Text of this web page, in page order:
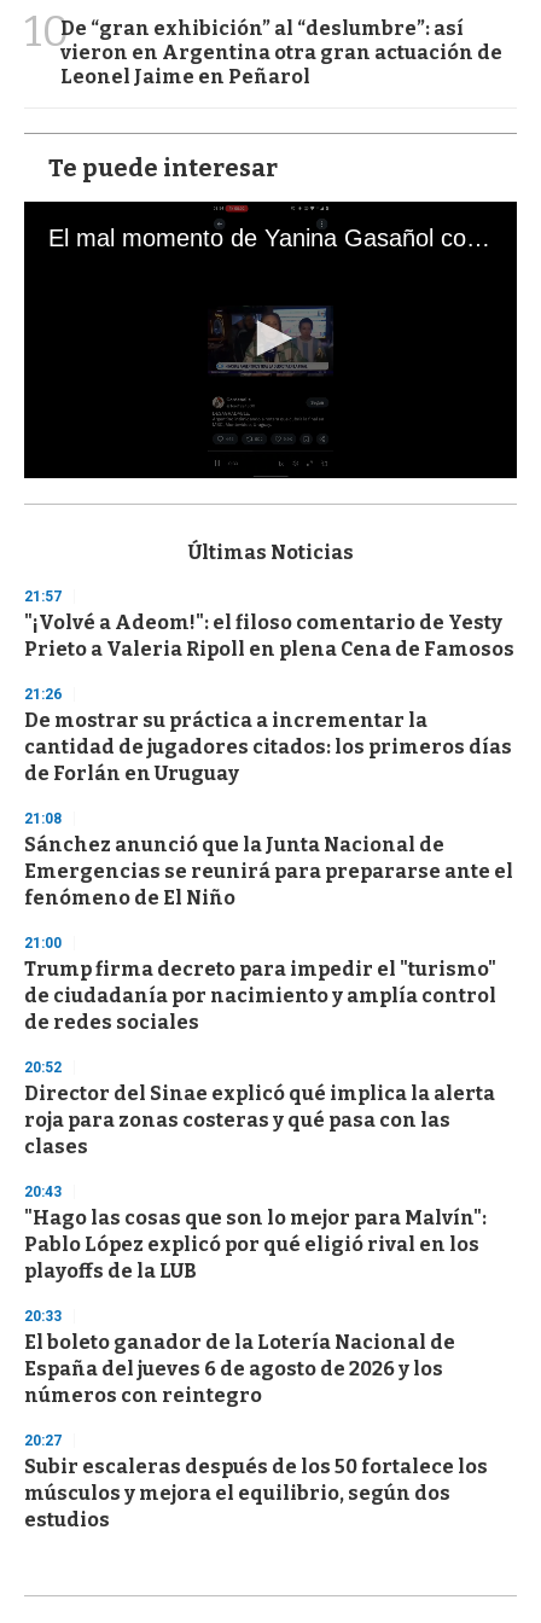
10De “gran exhibición” al “deslumbre”: así
vieron en Argentina otra gran actuación de
Leonel Jaime en Peñarol
Te puede interesar
El mal momento de Yanina Gasañol con un hincha argentino en "Subrayado"
s
d
s
o
f
3
s
c
o
d
s
Últimas Noticias
21:57
"¡Volvé a Adeom!": el filoso comentario de Yesty
Prieto a Valeria Ripoll en plena Cena de Famosos
21:26
De mostrar su práctica a incrementar la
cantidad de jugadores citados: los primeros días
de Forlán en Uruguay
21:08
Sánchez anunció que la Junta Nacional de
Emergencias se reunirá para prepararse ante el
fenómeno de El Niño
21:00
Trump firma decreto para impedir el "turismo"
de ciudadanía por nacimiento y amplía control
de redes sociales
20:52
Director del Sinae explicó qué implica la alerta
roja para zonas costeras y qué pasa con las
clases
20:43
"Hago las cosas que son lo mejor para Malvín":
Pablo López explicó por qué eligió rival en los
playoffs de la LUB
20:33
El boleto ganador de la Lotería Nacional de
España del jueves 6 de agosto de 2026 y los
números con reintegro
20:27
Subir escaleras después de los 50 fortalece los
músculos y mejora el equilibrio, según dos
estudios